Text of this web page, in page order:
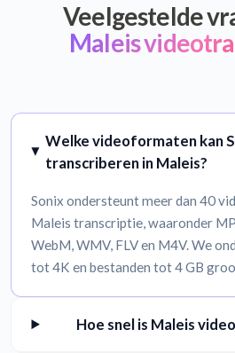
Veelgestelde
Maleis
Welke videoformaten kan
transcriberen in Maleis?
Sonix ondersteunt meer dan 40
Maleis transcriptie, waaronder
WebM, WMV, FLV en M4V. We
tot 4K en bestanden tot 4 GB
Hoe snel is Maleis